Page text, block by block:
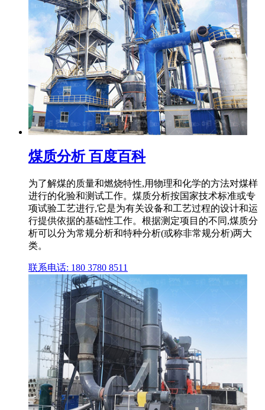
煤质分析 百度百科
为了解煤的质量和燃烧特性,用物理和化学的方法对煤样
进行的化验和测试工作。煤质分析按国家技术标准或专
项试验工艺进行,它是为有关设备和工艺过程的设计和运
行提供依据的基础性工作。根据测定项目的不同,煤质分
析可以分为常规分析和特种分析(或称非常规分析)两大
类。
联系电话: 180 3780 8511